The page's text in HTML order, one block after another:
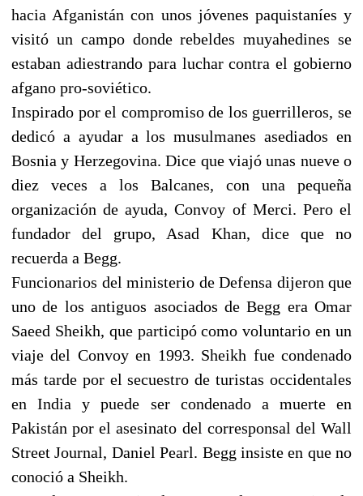
hacia Afganistán con unos jóvenes paquistaníes y
visitó un campo donde rebeldes muyahedines se
estaban adiestrando para luchar contra el gobierno
afgano pro-soviético.
Inspirado por el compromiso de los guerrilleros, se
dedicó a ayudar a los musulmanes asediados en
Bosnia y Herzegovina. Dice que viajó unas nueve o
diez veces a los Balcanes, con una pequeña
organización de ayuda, Convoy of Merci. Pero el
fundador del grupo, Asad Khan, dice que no
recuerda a Begg.
Funcionarios del ministerio de Defensa dijeron que
uno de los antiguos asociados de Begg era Omar
Saeed Sheikh, que participó como voluntario en un
viaje del Convoy en 1993. Sheikh fue condenado
más tarde por el secuestro de turistas occidentales
en India y puede ser condenado a muerte en
Pakistán por el asesinato del corresponsal del Wall
Street Journal, Daniel Pearl. Begg insiste en que no
conoció a Sheikh.